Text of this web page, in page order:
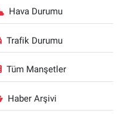
Hava Durumu
Trafik Durumu
Tüm Manşetler
Haber Arşivi